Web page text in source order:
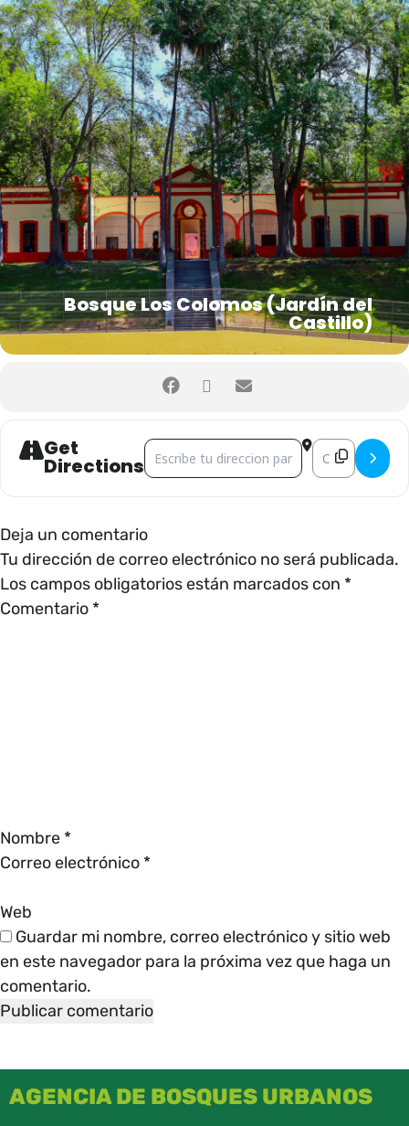
Bosque Los Colomos (Jardín del
Castillo)
Get
Directions
Address - Participa en el festival ambiental []
Destination
Deja un comentario
Tu dirección de correo electrónico no será publicada.
Los campos obligatorios están marcados con *
Comentario *
Nombre *
Correo electrónico *
Web
Guardar mi nombre, correo electrónico y sitio web
en este navegador para la próxima vez que haga un
comentario.
AGENCIA DE BOSQUES URBANOS